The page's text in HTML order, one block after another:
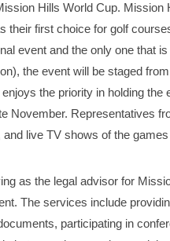
Hills World Cup. Mission
their first choice for golf
event and the only one that
the event will be staged
the priority in holding
November. Representatives
and live TV shows of the
as the legal advisor for
The services include
participating in